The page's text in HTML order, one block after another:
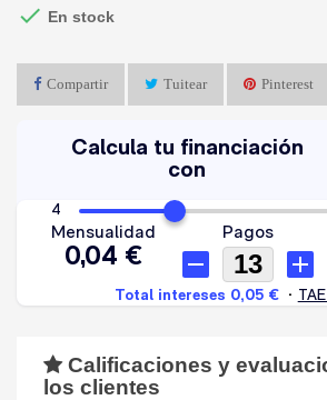
 En stock
Compartir Tuitear Pinterest
Calificaciones y
los clientes